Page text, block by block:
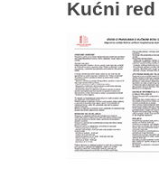
Kućni red